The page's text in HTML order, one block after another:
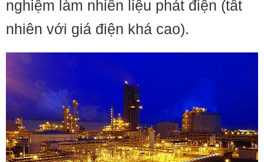
nghiệm làm nhiên liệu phát điện (tất
nhiên với giá điện khá cao).